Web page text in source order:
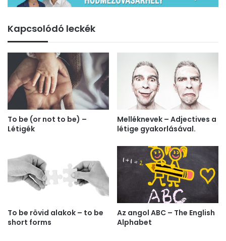
Kapcsolódó leckék
To be (or not to be) –
Létigék
Melléknevek – Adjectives a
létige gyakorlásával.
To be rövid alakok – to be
short forms
Az angol ABC – The English
Alphabet